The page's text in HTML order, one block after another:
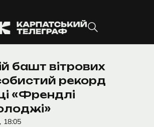
башт вітрових
рекорд
«Френдлі
18:05